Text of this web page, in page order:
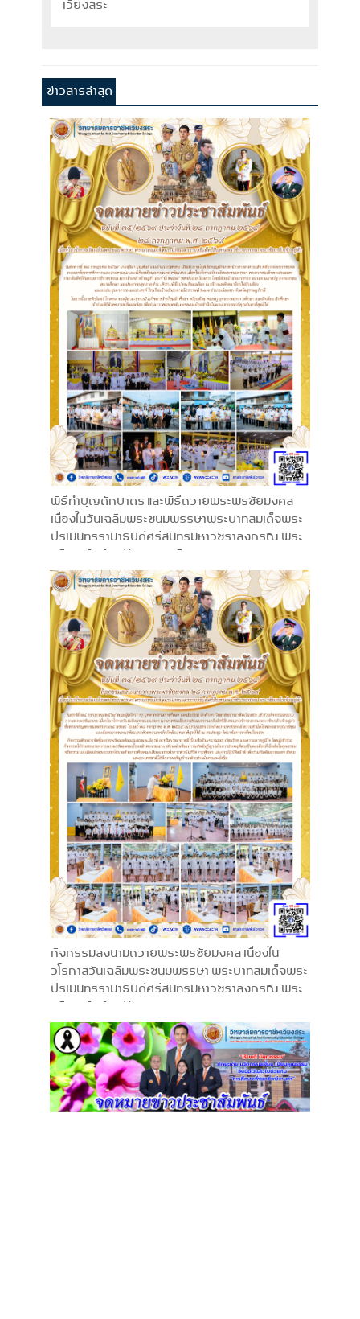
เวียงสระ
ข่าวสารล่าสุด
พิธีทำบุญตักบาตร และพิธีถวายพระพรชัยมงคล
เนื่องในวันเฉลิมพระชนมพรรษาพระบาทสมเด็จพระ
ปรเมนทรรามาธิบดีศรีสินทรมหาวชิราลงกรณ พระ
วชิรเกล้าเจ้าอยู่หัว ทรงเจริญพระชนมพรรษา 74
พรรษา 28 กรกฎาคม พ.ศ. 2569
กิจกรรมลงนามถวายพระพรชัยมงคล เนื่องใน
วโรกาสวันเฉลิมพระชนมพรรษา พระบาทสมเด็จพระ
ปรเมนทรรามาธิบดีศรีสินทรมหาวชิราลงกรณ พระ
วชิรเกล้าเจ้าอยู่หัว 28 กรกฎาคม 2569